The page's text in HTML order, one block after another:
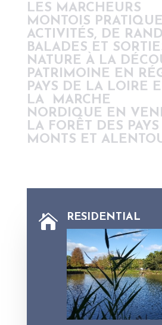
LES MARCHEURS
MONTOIS
ACTIVITÉS, DE
BALADES ET
NATURE À LA
PATRIMOINE EN
PAYS DE LA LOIRE
LA MARCHE
NORDIQUE EN
LA FORÊT DES
MONTS ET
 RESIDENTIAL